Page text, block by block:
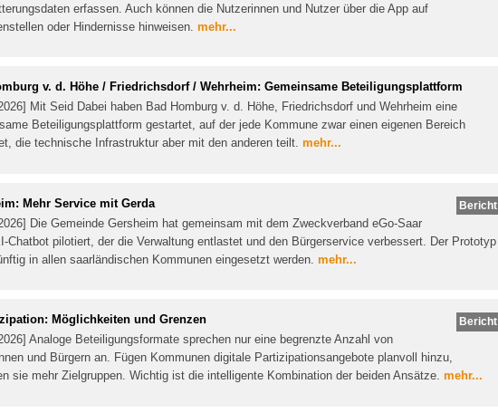
erfassen. Auch können die Nutzerinnen und Nutzer über die App auf
oder Hindernisse hinweisen. mehr...
v. d. Höhe / Friedrichsdorf / Wehrheim: Gemeinsame Beteiligungsplattform
Mit Seid Dabei haben Bad Homburg v. d. Höhe, Friedrichsdorf und Wehrheim eine
Beteiligungsplattform gestartet, auf der jede Kommune zwar einen eigenen Bereich
die technische Infrastruktur aber mit den anderen teilt. mehr...
Bericht
Mehr Service mit Gerda
Die Gemeinde Gersheim hat gemeinsam mit dem Zweckverband eGo-Saar
Chatbot pilotiert, der die Verwaltung entlastet und den Bürgerservice verbessert. Der Prototyp
in allen saarländischen Kommunen eingesetzt werden. mehr...
Bericht
Möglichkeiten und Grenzen
Analoge Beteiligungsformate sprechen nur eine begrenzte Anzahl von
und Bürgern an. Fügen Kommunen digitale Partizipationsangebote planvoll hinzu,
sie mehr Zielgruppen. Wichtig ist die intelligente Kombination der beiden Ansätze. mehr...